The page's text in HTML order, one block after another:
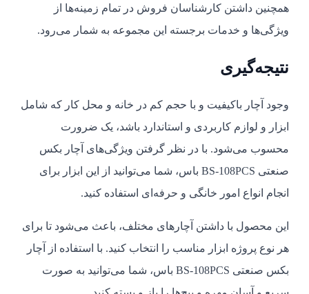
همچنین داشتن کارشناسان فروش در تمام زمینه‌ها از
ویژگی‌ها و خدمات برجسته این مجموعه به شمار می‌رود.
نتیجه‌گیری
وجود آچار باکیفیت و با حجم کم در خانه و محل کار که شامل
ابزار و لوازم کاربردی و استاندارد باشد، یک ضرورت
محسوب می‌شود. با در نظر گرفتن ویژگی‌های آچار بکس
صنعتی BS-108PCS باس، شما می‌توانید از این ابزار برای
انجام انواع امور خانگی و حرفه‌ای استفاده کنید.
این محصول با داشتن آچارهای مختلف، باعث می‌شود تا برای
هر نوع پروژه ابزار مناسب را انتخاب کنید. با استفاده از آچار
بکس صنعتی BS-108PCS باس، شما می‌توانید به صورت